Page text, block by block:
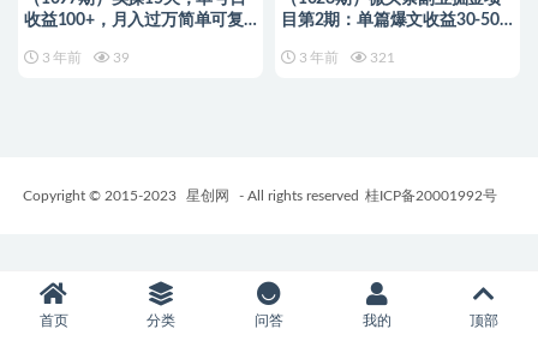
收益100+，月入过万简单可复
3 年前 39
目第2期：单篇爆文收益30-50
3 年前 321
Copyright © 2015-2023 星创网 - All rights reserved 桂ICP备20001992号
首页 分类 问答 我的 顶部